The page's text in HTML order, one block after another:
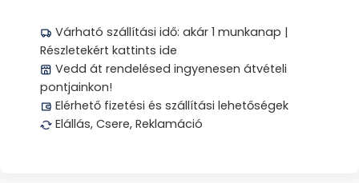
Várható szállítási idő: akár 1 munkanap |
Részletekért kattints ide
Vedd át rendelésed ingyenesen átvételi
pontjainkon!
Elérhető fizetési és szállítási lehetőségek
Elállás, Csere, Reklamáció